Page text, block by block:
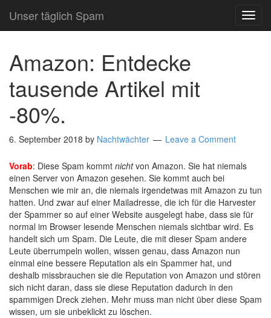
Unser täglich Spam
Amazon: Entdecke
tausende Artikel mit
-80%.
6. September 2018 by Nachtwächter Leave a Comment
Vorab: Diese Spam kommt nichtvon Amazon. Sie hat niemals
einen Server von Amazon gesehen. Sie kommt auch bei
Menschen wie mir an, die niemals irgendetwas mit Amazon zu tun
hatten. Und zwar auf einer Mailadresse, die ich für die Harvester
der Spammer so auf einer Website ausgelegt habe, dass sie für
normal im Browser lesende Menschen niemals sichtbar wird. Es
handelt sich um Spam. Die Leute, die mit dieser Spam andere
Leute überrumpeln wollen, wissen genau, dass Amazon nun
einmal eine bessere Reputation als ein Spammer hat, und
deshalb missbrauchen sie die Reputation von Amazon und stören
sich nicht daran, dass sie diese Reputation dadurch in den
spammigen Dreck ziehen. Mehr muss man nicht über diese Spam
wissen, um sie unbeklickt zu löschen.